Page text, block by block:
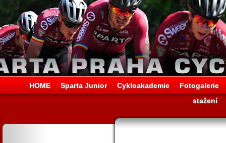
HOME Sparta Junior Cykloakademie
Fotogalerie
stažení